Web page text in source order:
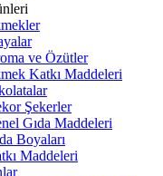
ve Özütler
Katkı Maddeleri
Şekerler
Gıda Maddeleri
Boyaları
Maddeleri